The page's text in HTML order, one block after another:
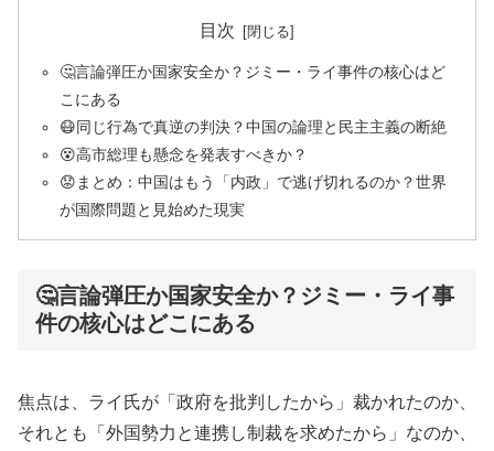
目次
🤔言論弾圧か国家安全か？ジミー・ライ事件の核心はど
こにある
😷同じ行為で真逆の判決？中国の論理と民主主義の断絶
😵高市総理も懸念を発表すべきか？
😟まとめ：中国はもう「内政」で逃げ切れるのか？世界
が国際問題と見始めた現実
🤔言論弾圧か国家安全か？ジミー・ライ事
件の核心はどこにある
焦点は、ライ氏が「政府を批判したから」裁かれたのか、
それとも「外国勢力と連携し制裁を求めたから」なのか、